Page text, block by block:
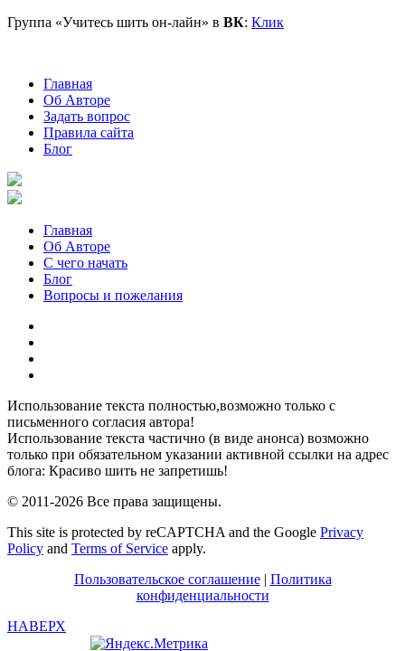
Группа «Учитесь шить он-лайн» в ВК: Клик
Главная
Об Авторе
Задать вопрос
Правила сайта
Блог
Главная
Об Авторе
С чего начать
Блог
Вопросы и пожелания
Использование текста полностью,возможно только с
письменного согласия автора!
Использование текста частично (в виде анонса) возможно
только при обязательном указании активной ссылки на адрес
блога: Красиво шить не запретишь!
© 2011-2026 Все права защищены.
This site is protected by reCAPTCHA and the Google Privacy
Policy and Terms of Service apply.
Пользовательское соглашение| Политика
конфиденциальности
НАВЕРХ